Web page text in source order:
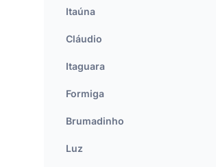
Itaúna
Cláudio
Itaguara
Formiga
Brumadinho
Luz